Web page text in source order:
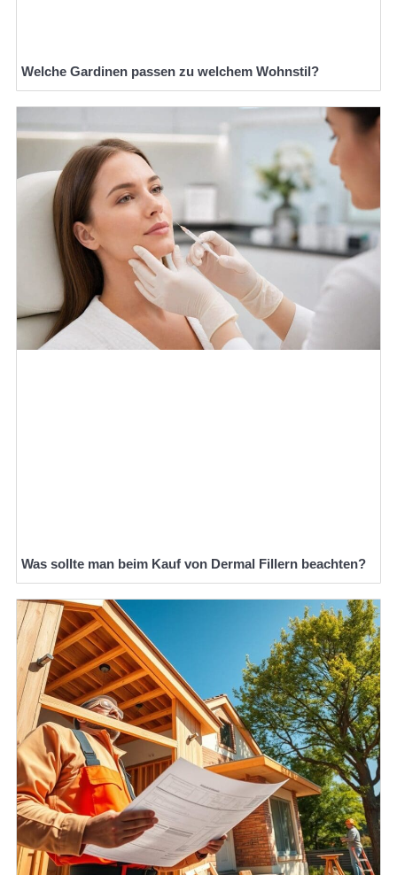
Welche Gardinen passen zu welchem Wohnstil?
Was sollte man beim Kauf von Dermal Fillern beachten?